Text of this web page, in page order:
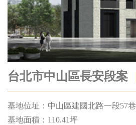
台北市中山區長安段案
基地位址：中山區建國北路一段57巷
基地⾯積：110.41坪